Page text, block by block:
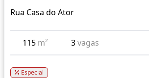
Rua Casa do Ator
115 m² 3vagas
Especial